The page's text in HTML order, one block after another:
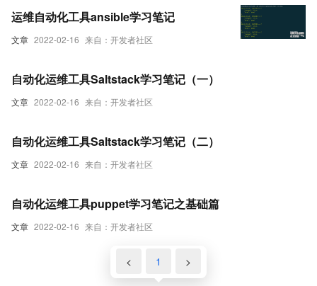
文章 2022-02-16 来自：开发者社区
运维自动化工具ansible学习笔记
文章 2022-02-16 来自：开发者社区
自动化运维工具Saltstack学习笔记（一）
文章 2022-02-16 来自：开发者社区
自动化运维工具Saltstack学习笔记（二）
文章 2022-02-16 来自：开发者社区
自动化运维工具puppet学习笔记之基础篇
< 1 >